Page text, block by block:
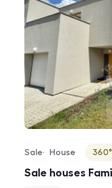
Sale houses
Offer type
Sale
Property type
House
Virtuální prohlídka